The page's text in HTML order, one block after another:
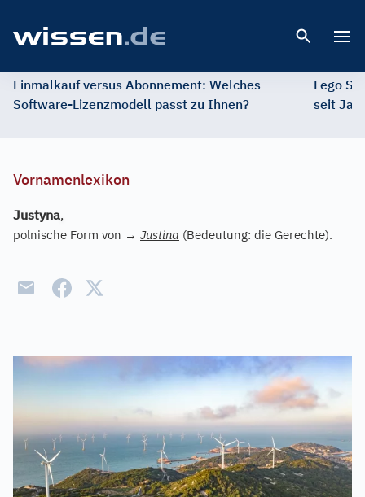
Einmalkauf versus Abonnement: Welches
Software-Lizenzmodell passt zu Ihnen?
Lego
seit
Vornamenlexikon
Justyna,
polnische Form von → Justina (Bedeutung: die Gerechte).